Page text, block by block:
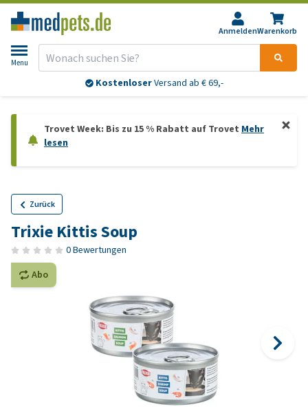
AnmeldenWarenkorb
Menu
KostenloserVersand ab € 69,-
Trovet Week: Bis zu 15 % Rabatt auf Trovet Mehr
lesen
Zurück
Trixie Kittis Soup
0 Bewertungen
Abo